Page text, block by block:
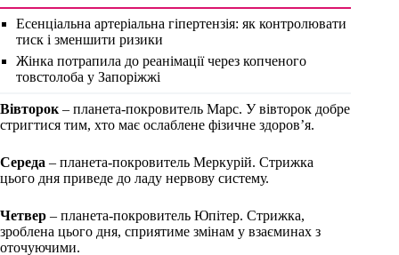
Есенціальна артеріальна гіпертензія: як контролювати
тиск і зменшити ризики
Жінка потрапила до реанімації через копченого
товстолоба у Запоріжжі
Вівторок – планета-покровитель Марс. У вівторок добре
стригтися тим, хто має ослаблене фізичне здоров’я.
Середа – планета-покровитель Меркурій. Стрижка
цього дня приведе до ладу нервову систему.
Четвер – планета-покровитель Юпітер. Стрижка,
зроблена цього дня, сприятиме змінам у взаєминах з
оточуючими.